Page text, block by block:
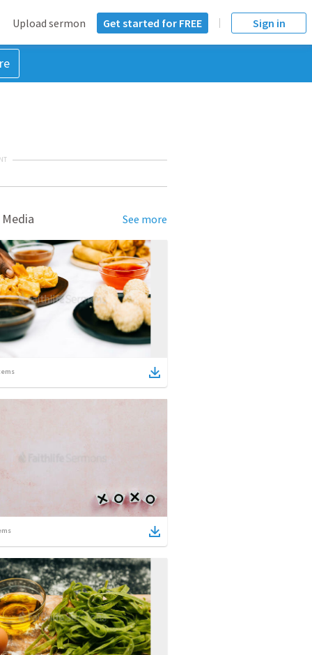
Upload sermon Get started for FREE Sign in
See more